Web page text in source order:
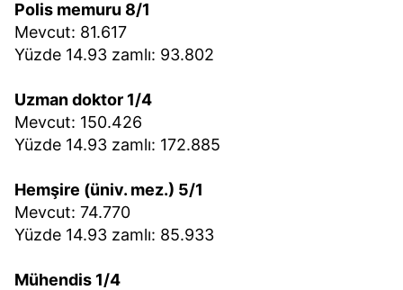
Polis memuru 8/1
Mevcut: 81.617
Yüzde 14.93 zamlı: 93.802
Uzman doktor 1/4
Mevcut: 150.426
Yüzde 14.93 zamlı: 172.885
Hemşire (üniv. mez.) 5/1
Mevcut: 74.770
Yüzde 14.93 zamlı: 85.933
Mühendis 1/4